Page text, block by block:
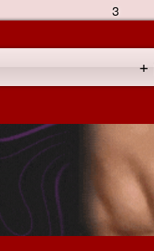
3
+